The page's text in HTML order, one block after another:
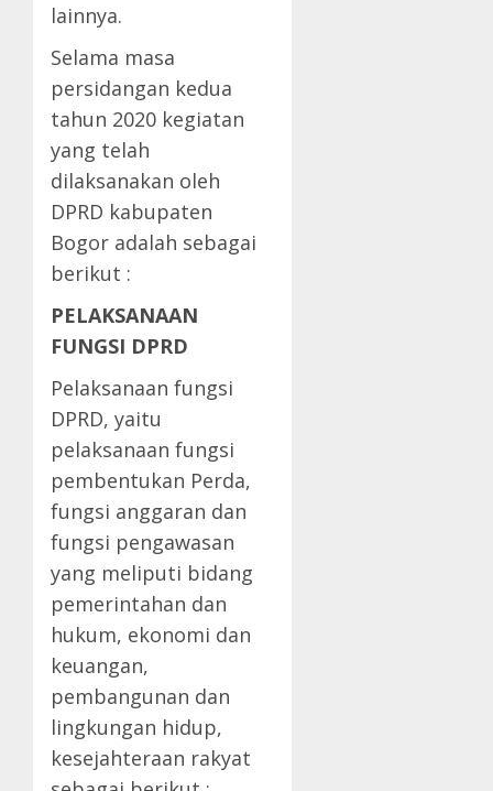
lainnya.
Selama masa
persidangan kedua
tahun 2020 kegiatan
yang telah
dilaksanakan oleh
DPRD kabupaten
Bogor adalah sebagai
berikut :
PELAKSANAAN
FUNGSI DPRD
Pelaksanaan fungsi
DPRD, yaitu
pelaksanaan fungsi
pembentukan Perda,
fungsi anggaran dan
fungsi pengawasan
yang meliputi bidang
pemerintahan dan
hukum, ekonomi dan
keuangan,
pembangunan dan
lingkungan hidup,
kesejahteraan rakyat